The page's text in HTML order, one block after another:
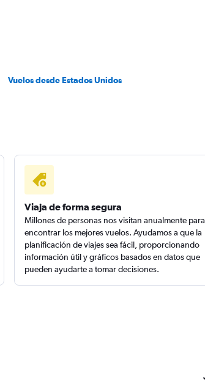
Vuelos desde Estados Unidos
Viaja de forma segura
Millones de personas nos visitan anualmente para
encontrar los mejores vuelos. Ayudamos a que la
planificación de viajes sea fácil, proporcionando
información útil y gráficos basados en datos que
pueden ayudarte a tomar decisiones.